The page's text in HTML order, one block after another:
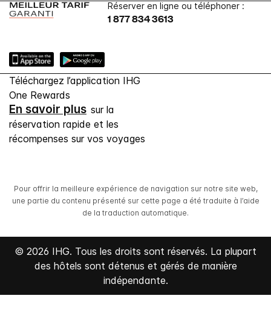
Réserver en ligne ou téléphoner :
1 877 834 3613
Téléchargez l’application IHG
One Rewards
En savoir plus sur la
réservation rapide et les
récompenses sur vos voyages
Pour offrir la meilleure expérience de navigation sur notre site web,
une partie du contenu présenté sur cette page a été traduite à l’aide
de la traduction automatique.
© 2026 IHG. Tous les droits sont réservés. La plupart
des hôtels sont détenus et gérés de manière
indépendante.